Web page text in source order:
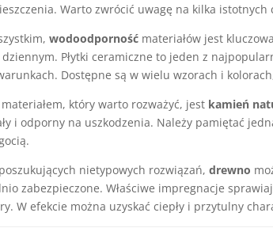
Warto zwrócić uwagę na kilka
wodoodporność materiałów jest
Płytki ceramiczne to jeden z
Dostępne są w wielu wzorach i
który warto rozważyć, jest kamień
i odporny na uszkodzenia. Należy pamiętać
nietypowych rozwiązań,drewno
zabezpieczone. Właściwe impregnacje
W efekcie można uzyskać ciepły i przytulny